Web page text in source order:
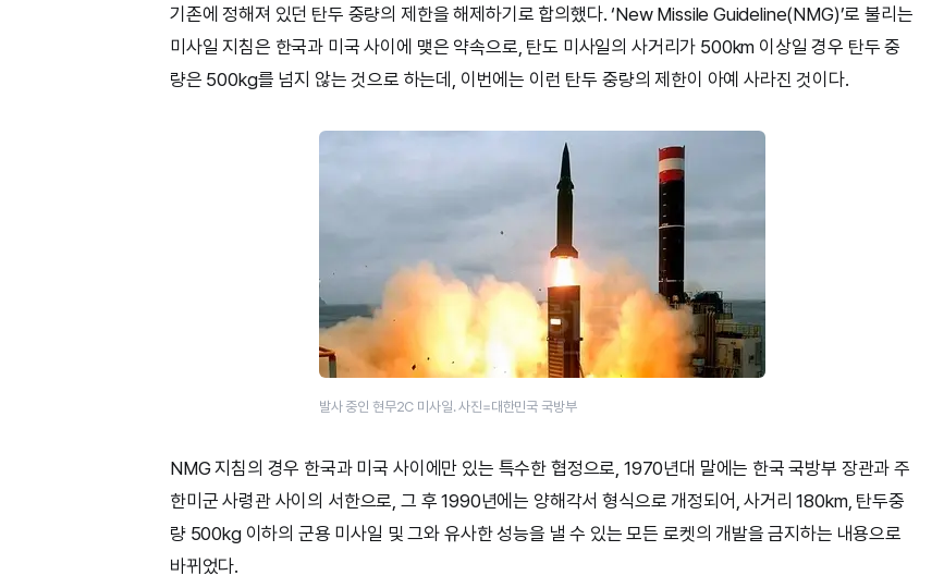
기존에 정해져 있던 탄두 중량의 제한을 해제하기로 합의했다. ‘New Missile Guideline(NMG)’로 불리는
미사일 지침은 한국과 미국 사이에 맺은 약속으로, 탄도 미사일의 사거리가 500km 이상일 경우 탄두 중
량은 500kg를 넘지 않는 것으로 하는데, 이번에는 이런 탄두 중량의 제한이 아예 사라진 것이다.
발사 중인 현무2C 미사일. 사진=대한민국 국방부
NMG 지침의 경우 한국과 미국 사이에만 있는 특수한 협정으로, 1970년대 말에는 한국 국방부 장관과 주
한미군 사령관 사이의 서한으로, 그 후 1990년에는 양해각서 형식으로 개정되어, 사거리 180km, 탄두중
량 500kg 이하의 군용 미사일 및 그와 유사한 성능을 낼 수 있는 모든 로켓의 개발을 금지하는 내용으로
바뀌었다.